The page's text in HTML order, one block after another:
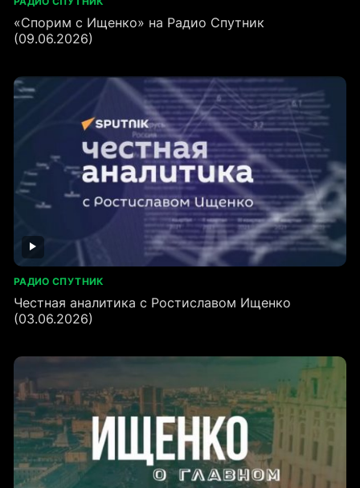
«Спорим с Ищенко» на Радио Спутник
(09.06.2026)
РАДИО СПУТНИК
Честная аналитика с Ростиславом Ищенко
(03.06.2026)